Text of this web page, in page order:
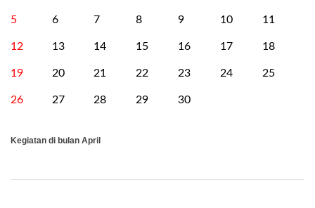
5 6 7 8 9 10 11
12 13 14 15 16 17 18
19 20 21 22 23 24 25
26 27 28 29 30
Kegiatan di bulan April